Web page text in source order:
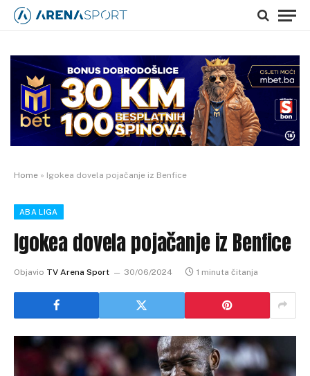
Home » Igokea dovela pojačanje iz Benfice
ABA LIGA
Igokea dovela pojačanje iz Benfice
Objavio TV Arena Sport 30/06/2024 1 minuta čitanja